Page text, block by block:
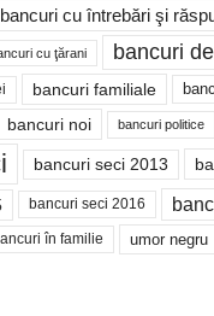
bancuri cu întrebări şi
cu ţărani bancuri
bancuri familiale
bancuri noi bancuri politice
bancuri seci 2013
bancuri seci 2016
în familie umor negru